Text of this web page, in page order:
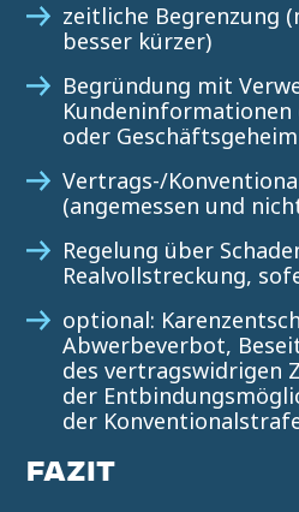
zeitliche Begrenzung
besser kürzer)
Begründung mit
oder
Vertrags-/
(angemessen und
Regelung über
Realvollstreckung,
optional:
Abwerbeverbot,
des vertragswidrigen
der
der
FAZIT